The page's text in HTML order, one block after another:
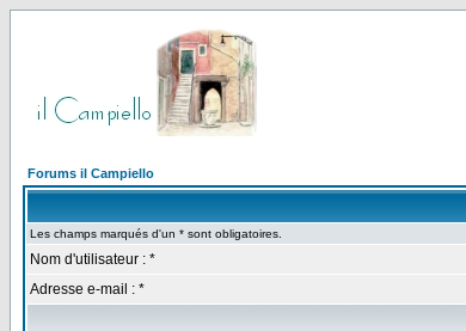
Forums il Campiello
Les champs marqués d'un * sont obligatoires.
Nom d'utilisateur : *
Adresse e-mail : *